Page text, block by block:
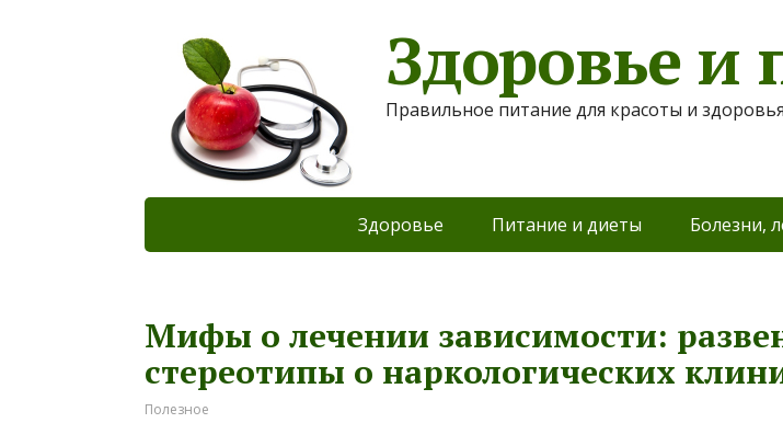
Здоровье и
Правильное питание для красоты и здоровья
Здоровье Питание и диеты Болезни,
Мифы о лечении зависимости:
стереотипы о наркологических
Полезное